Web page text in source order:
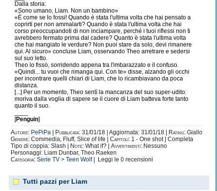
Dalla storia:
«Sono umano, Liam. Non un bambino»
«È come se lo fossi! Quando è stata l'ultima volta che hai pensato a
coprirti per non ammalarti? Quando è stata l'ultima volta che hai
corso preoccupandoti di non inciampare, perché i tuoi riflessi non ti
avrebbero fermato prima dal cadere? Quanto è stata l'ultima volta
che hai mangiato le verdure? Non puoi stare da solo, devi rimanere
qui. Al sicuro» concluse Liam, osservando Theo arretrare e sedersi
sul suo letto.
Theo lo fissò, sorridendo appena tra l'imbarazzato e il confuso.
«Quindi... tu vuoi che rimanga qui. Con te» disse, alzando gli occhi
per incontrare quelli chiari di Liam, che lo ricambiavano da poca
distanza.
[...] Per un momento, Theo sentì la mancanza del suo super-udito:
moriva dalla voglia di sapere se il cuore di Liam batteva forte tanto
quanto il suo.
[Penguin]
Autore: PePiPa Pubblicata: 31/01/18 | Aggiornata: 31/01/18 | Rating: Giallo
Genere: Commedia, Fluff, Slice of life | Capitoli: 1 - One shot | Completa
Tipo di coppia: Slash |
Note: What if? | Avvertimenti: Nessuno
Personaggi: Liam Dunbar, Theo Raeken
Categoria: Serie TV > Teen Wolf| Leggi le 0 recensioni
Tutti pazzi per Liam